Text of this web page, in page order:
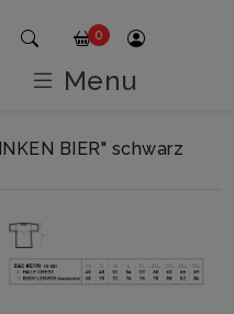
BIER" schwarz
0
Menu